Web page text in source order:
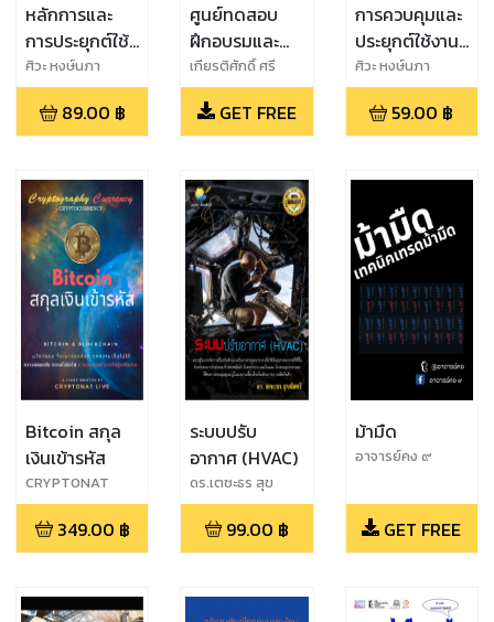
หลักการและ
การประยุกต์ใช้
งานดีซีไดร์ฟ
ศิวะ หงษ์นภา
89.00 ฿
ศูนย์ทดสอบ
ฝึกอบรมและ
ถ่ายทอด
เทคโนโลยีระบบ
วิทยาการรหัส
(พ.ศ.๒๕๕๙)
เกียรติศักดิ์ ศรี
พิมานวัฒน์
GET FREE
การควบคุมและ
ประยุกต์ใช้งาน
เอซีไดร์ฟ
ศิวะ หงษ์นภา
59.00 ฿
Bitcoin สกุล
เงินเข้ารหัส
CRYPTONAT
349.00 ฿
ระบบปรับ
อากาศ (HVAC)
ดร.เตชะธร สุข
ชัยศรี
99.00 ฿
ม้ามืด
อาจารย์คง ๙
GET FREE